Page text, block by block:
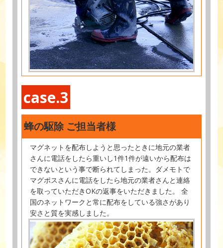
case.3
蜂の駆除 ご担当者様
マグネットを配布しようと思ったときに地元の業者
さんに電話をしたら重いし1件1件が遠いから配布は
できないという事で断られてしまった。ダメモトで
マグポスさんに電話をしたら地元の業者さんと連絡
を取っていただきOKの返事をいただきました。 全
国のネットワークと常に配布をしている強さがあり
安さと質を実感しました。